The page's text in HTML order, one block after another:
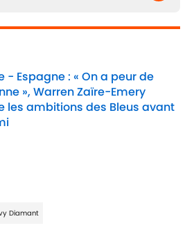
- Espagne : « On a peur de
», Warren Zaïre-Emery
les ambitions des Bleus avant
by on Invalid Date
Diamant